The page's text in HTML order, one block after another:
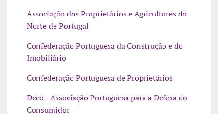
Associação dos Proprietários e Agricultores do
Norte de Portugal
Confederação Portuguesa da Construção e do
Imobiliário
Confederação Portuguesa de Proprietários
Deco - Associação Portuguesa para a Defesa do
Consumidor